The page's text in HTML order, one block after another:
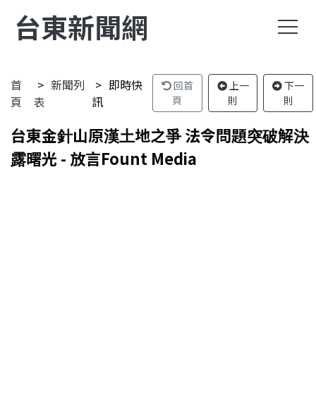
台東新聞網
首
頁
新聞列
表
即時快
訊
回首
頁
上一
則
下一
則
台東金針山原漢土地之爭 法令問題突破解決
露曙光 - 放言Fount Media